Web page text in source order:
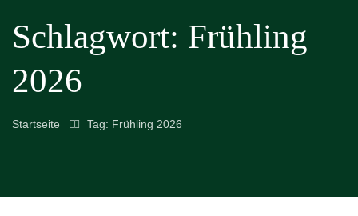
Schlagwort: Frühling
2026
Startseite Tag: Frühling 2026